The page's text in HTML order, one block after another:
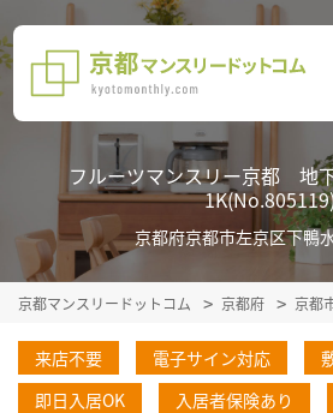
フルーツマンスリー京都 地
京都府京都市左京区下鴨
京都マンスリードットコム 京都府 京都
来店不要 電子サイン対応
即日入居OK
入居者保険あり